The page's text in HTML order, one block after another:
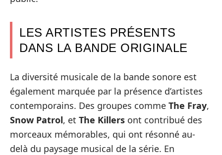
LES ARTISTES PRÉSENTS
DANS LA BANDE ORIGINALE
La diversité musicale de la bande sonore est
également marquée par la présence d’artistes
contemporains. Des groupes comme The Fray,
Snow Patrol, et The Killers ont contribué des
morceaux mémorables, qui ont résonné au-
delà du paysage musical de la série. En